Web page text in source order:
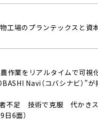
⼯場のプランテックスと資
農作業をリアルタイムで可視
Navi（コバシナビ）”が
者不足 技術で克服 代かき
6面）